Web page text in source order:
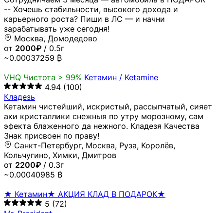
-- Хочешь стабильности, высокого дохода и
карьерного роста? Пиши в ЛС — и начни
зарабатывать уже сегодня!
Москва, Домодедово
от 2000₽ / 0.5г
~0.00037259 ₿
VHQ Чистота > 99% Кетамин / Ketamine
4.94 (100)
Кладезь
Кетамин чистейший, искристый, рассыпчатый, сияет
аки кристаллики снежныя по утру морозному, сам
эфекта блаженного да нежного. Кладезя Качества
Знак присвоен по праву!
Санкт-Петербург, Москва, Руза, Королёв,
Кольчугино, Химки, Дмитров
от 2200₽ / 0.3г
~0.00040985 ₿
★ Кетамин★ АКЦИЯ КЛАД В ПОДАРОК★
5 (72)